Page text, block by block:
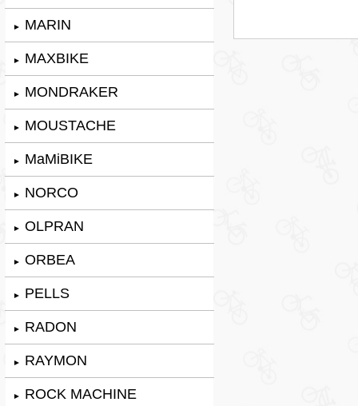
► MARIN
► MAXBIKE
► MONDRAKER
► MOUSTACHE
► MaMiBIKE
► NORCO
► OLPRAN
► ORBEA
► PELLS
► RADON
► RAYMON
► ROCK MACHINE